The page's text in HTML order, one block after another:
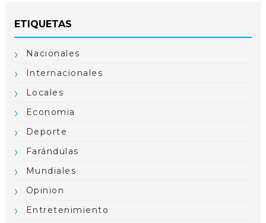
ETIQUETAS
Nacionales
Internacionales
Locales
Economia
Deporte
Farándulas
Mundiales
Opinion
Entretenimiento